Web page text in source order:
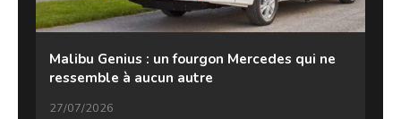
Malibu Genius : un fourgon Mercedes qui ne
ressemble à aucun autre
27/07/2026